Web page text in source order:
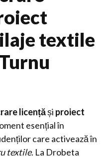
textile
licențăși proiect
esențial în
care activează în
textile. La Drobeta